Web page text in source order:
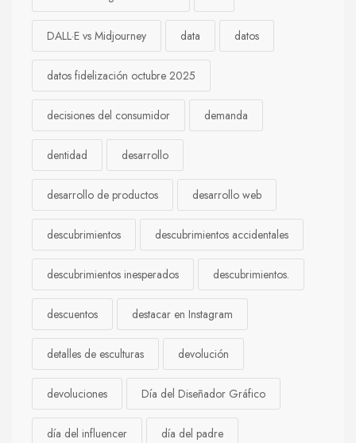
DALL·E vs Midjourney data datos
datos fidelización octubre 2025
decisiones del consumidor demanda
dentidad desarrollo
desarrollo de productos desarrollo web
descubrimientos descubrimientos accidentales
descubrimientos inesperados descubrimientos.
descuentos destacar en Instagram
detalles de esculturas devolución
devoluciones Día del Diseñador Gráfico
día del influencer día del padre